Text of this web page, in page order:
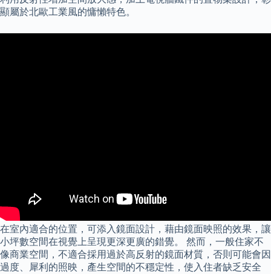
顯屬於北歐工業風的慵懶特色。
在室內適合的位置，可添入鏡面設計，藉由鏡面映照的效果，讓
小坪數空間在視覺上呈現更深更廣的錯覺。 然而，一般住家不
像商業空間，不適合採用過於高反射的鏡面材質，否則可能會因
過度、犀利的照映，產生空間的不穩定性，使入住者缺乏安全